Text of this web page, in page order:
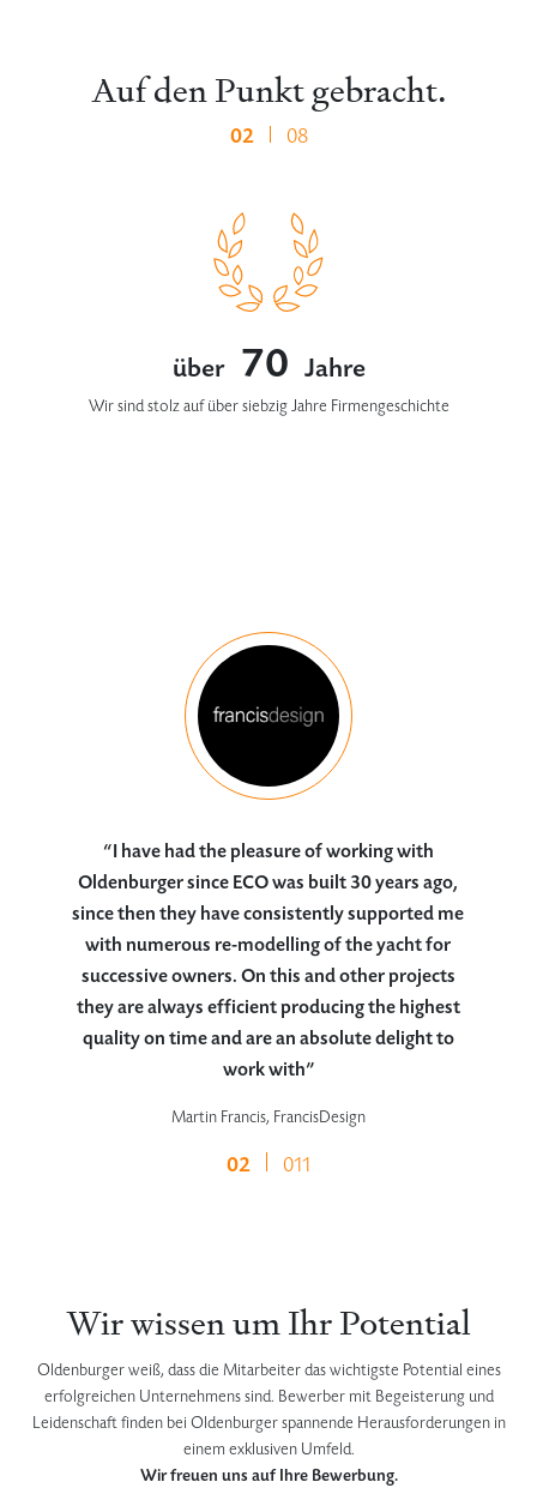
Auf den Punkt gebracht.
02 08
über 70 Jahre
Wir sind stolz auf über siebzig Jahre Firmengeschichte
“I have had the pleasure of working with
Oldenburger since ECO was built 30 years ago,
since then they have consistently supported me
with numerous re-modelling of the yacht for
successive owners. On this and other projects
they are always efficient producing the highest
quality on time and are an absolute delight to
work with”
Martin Francis, FrancisDesign
02 011
Wir wissen um Ihr Potential
Oldenburger weiß, dass die Mitarbeiter das wichtigste Potential eines
erfolgreichen Unternehmens sind. Bewerber mit Begeisterung und
Leidenschaft finden bei Oldenburger spannende Herausforderungen in
einem exklusiven Umfeld.
Wir freuen uns auf Ihre Bewerbung.